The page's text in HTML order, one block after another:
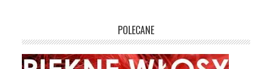
POLECANE